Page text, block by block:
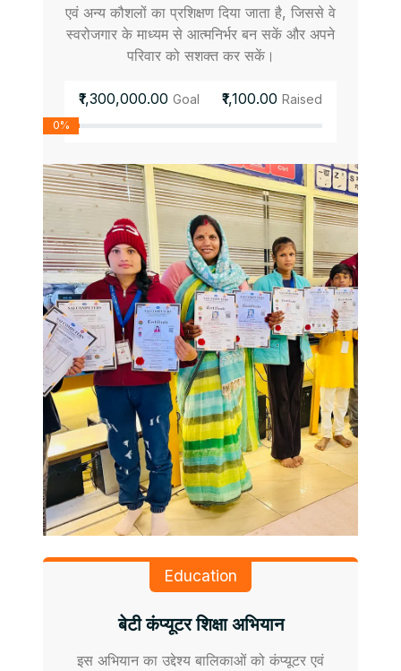
एवं अन्य कौशलों का प्रशिक्षण दिया जाता है, जिससे वे
स्वरोजगार के माध्यम से आत्मनिर्भर बन सकें और अपने
परिवार को सशक्त कर सकें।
₹1,300,000.00 Goal ₹1,100.00 Raised
0%
Education
बेटी कंप्यूटर शिक्षा अभियान
इस अभियान का उद्देश्य बालिकाओं को कंप्यूटर एवं